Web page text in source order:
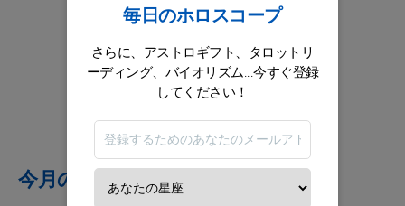
今月のアドバイス
毎日のホロスコープ
さらに、アストロギフト、タロットリ
ーディング、バイオリズム...今すぐ登録
してください！